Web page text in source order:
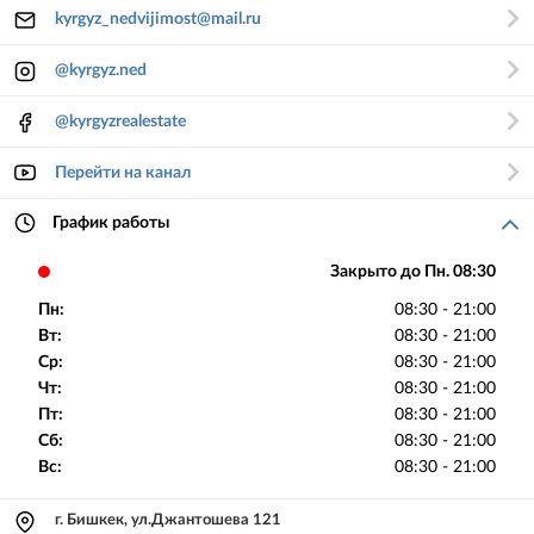
kyrgyz_nedvijimost@mail.ru
@kyrgyz.ned
@kyrgyzrealestate
Перейти на канал
График работы
Закрыто до Пн. 08:30
Пн:
08:30 - 21:00
Вт:
08:30 - 21:00
Ср:
08:30 - 21:00
Чт:
08:30 - 21:00
Пт:
08:30 - 21:00
Сб:
08:30 - 21:00
Вс:
08:30 - 21:00
г. Бишкек, ул.Джантошева 121